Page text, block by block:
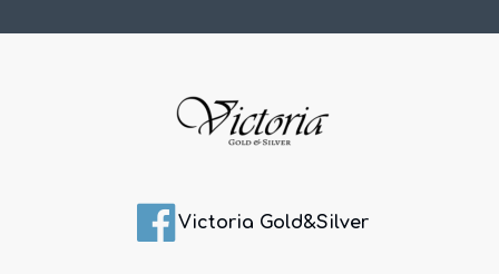
Victoria Gold&Silver